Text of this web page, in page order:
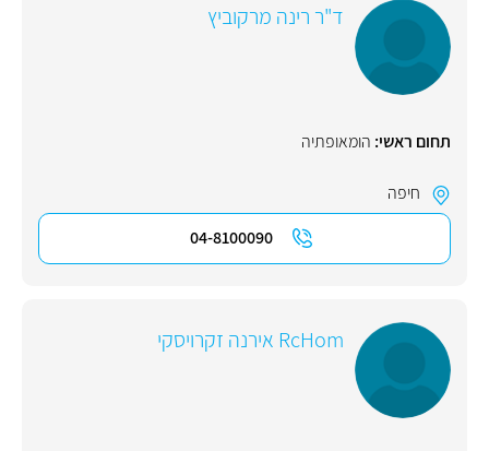
ד"ר רינה מרקוביץ
תחום ראשי: הומאופתיה
חיפה
04-8100090
RcHom אירנה זקרויסקי